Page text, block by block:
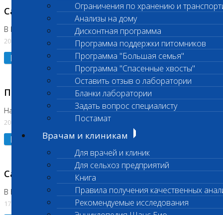
Ограничения по хранению и
Анализы на дому
Дисконтная программа
Программа поддержки питомников
Программа "Большая семья"
Программа "Спасенные хвосты"
Оставить отзыв о лаборатории
Бланки лаборатории
Задать вопрос специалисту
Постамат
Врачам и клиникам
Для врачей и клиник
Для сельхоз предприятий
Книга
Правила получения качественных
Рекомендуемые исследования
Санитарный день
В Коломне 20.07.2026
20.07.2026
Подробнее
Приостановлено выполнение исследования
На Нагорной
20.07.2026
Подробнее
Санитарный день
В Бутово
17.07.2026